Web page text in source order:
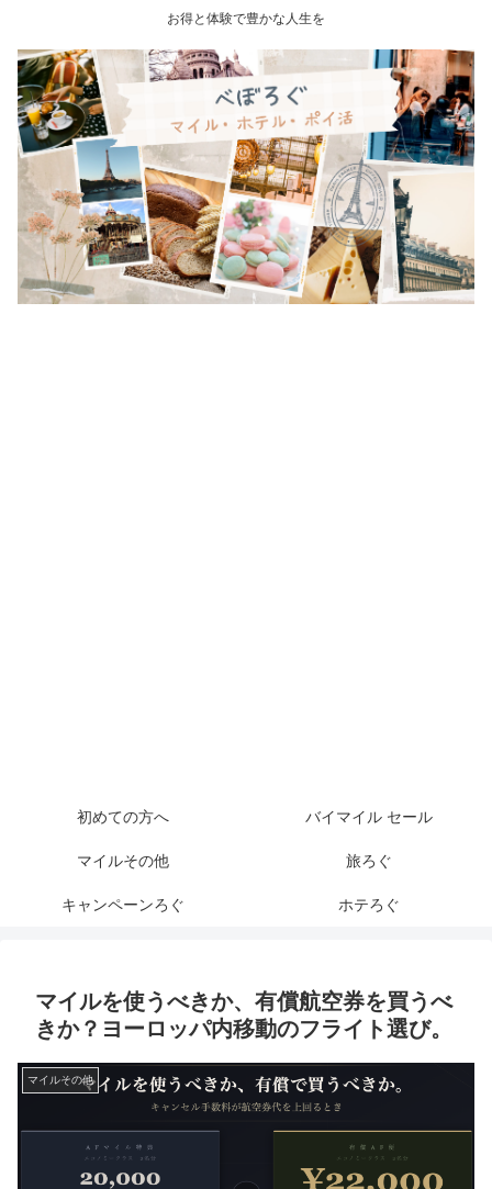
お得と体験で豊かな人生を
初めての方へ バイマイル セール
マイルその他 旅ろぐ
キャンペーンろぐ ホテろぐ
マイルを使うべきか、有償航空券を買うべ
きか？ヨーロッパ内移動のフライト選び。
マイルその他